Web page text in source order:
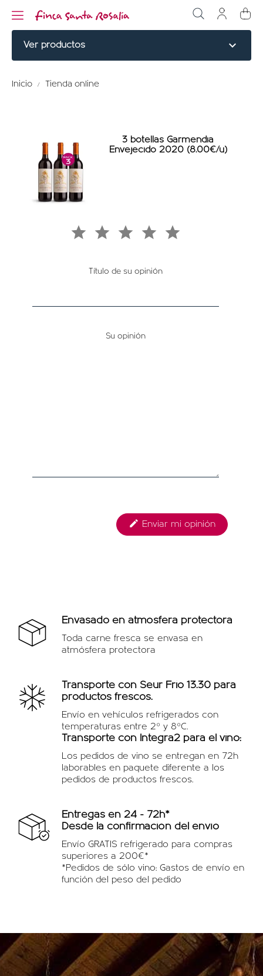
Ver productos expand_more
ELABORADOS
VINO ECOLÓGICO
HUERTA KM0
Inicio Tienda online
3 botellas Garmendia
Envejecido 2020 (8.00€/u)
Título de su opinión
Su opinión
 Enviar mi opinión
Envasado en atmósfera protectora
Toda carne fresca se envasa en
atmósfera protectora
Transporte con Seur Frio 13.30 para
productos frescos.
Envío en vehículos refrigerados con
temperaturas entre 2º y 8ºC.
Transporte con Integra2 para el vino:
Los pedidos de vino se entregan en 72h
laborables en paquete diferente a los
pedidos de productos frescos.
Entregas en 24 - 72h*
Desde la confirmación del envío
Envío GRATIS refrigerado para compras
superiores a 200€*
*Pedidos de sólo vino: Gastos de envío en
función del peso del pedido